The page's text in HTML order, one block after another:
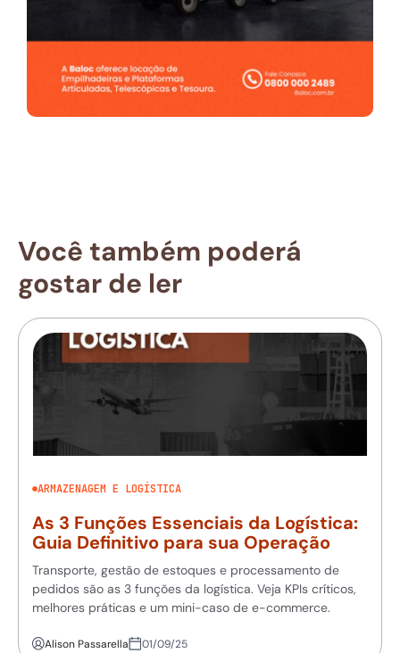
Você também poderá
gostar de ler
ARMAZENAGEM E LOGÍSTICA
As 3 Funções Essenciais da Logística:
Guia Definitivo para sua Operação
Transporte, gestão de estoques e processamento de
pedidos são as 3 funções da logística. Veja KPIs críticos,
melhores práticas e um mini-caso de e-commerce.
Alison Passarella 01/09/25